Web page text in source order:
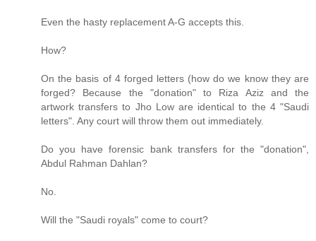
Even the hasty replacement A-G accepts this.
How?
On the basis of 4 forged letters (how do we know they are
forged? Because the "donation" to Riza Aziz and the
artwork transfers to Jho Low are identical to the 4 "Saudi
letters". Any court will throw them out immediately.
Do you have forensic bank transfers for the "donation",
Abdul Rahman Dahlan?
No.
Will the "Saudi royals" come to court?